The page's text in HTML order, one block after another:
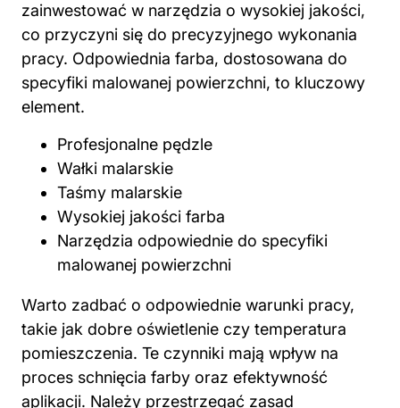
zainwestować w narzędzia o wysokiej jakości,
co przyczyni się do precyzyjnego wykonania
pracy. Odpowiednia farba, dostosowana do
specyfiki malowanej powierzchni, to kluczowy
element.
Profesjonalne pędzle
Wałki malarskie
Taśmy malarskie
Wysokiej jakości farba
Narzędzia odpowiednie do specyfiki
malowanej powierzchni
Warto zadbać o odpowiednie warunki pracy,
takie jak dobre oświetlenie czy temperatura
pomieszczenia. Te czynniki mają wpływ na
proces schnięcia farby oraz efektywność
aplikacji. Należy przestrzegać zasad